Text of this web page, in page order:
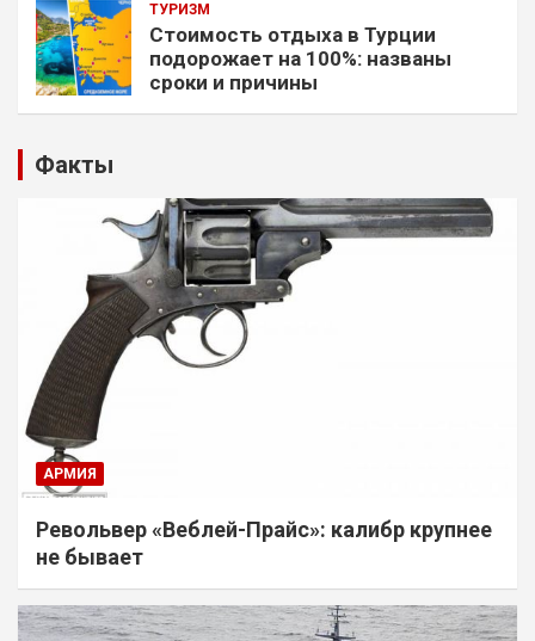
ТУРИЗМ
Стоимость отдыха в Турции
подорожает на 100%: названы
сроки и причины
Факты
АРМИЯ
Револьвер «Веблей-Прайс»: калибр крупнее
не бывает